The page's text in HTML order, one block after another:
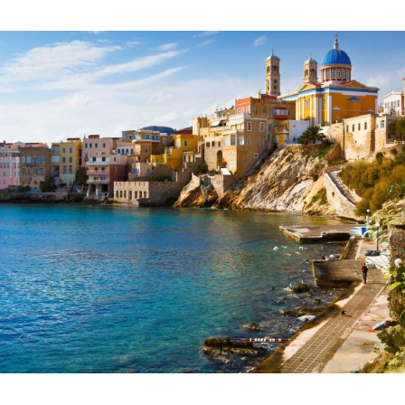
öffnen/schließen